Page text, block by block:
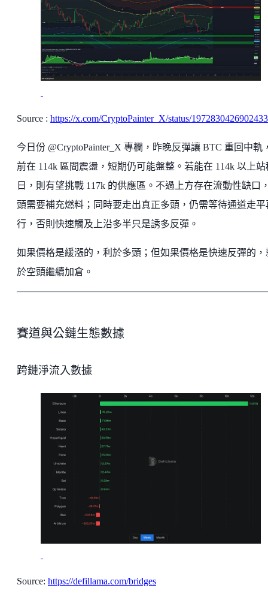
Source : https://x.com/CryptoPainter_X/status/
今日份 @CryptoPainter_X 專欄，昨晚反彈讓 BTC 重回中軌
前在 114k 區間震盪，短期仍可能盤整。若能在 114k 以上站
日，則有望挑戰 117k 的供應區。不過上方存在流動性缺口
頭需要補充燃料；同時要走出真正多頭，仍需等待通道走平
行，否則快速觸及上沿多半只是誘多反彈。
如果價格是緩漲的，利於多頭；但如果價格是快速反彈的，
於空頭繼續加倉。
賽道與公鏈生態數據
跨鏈淨流入數據
Source: https://defillama.com/bridges